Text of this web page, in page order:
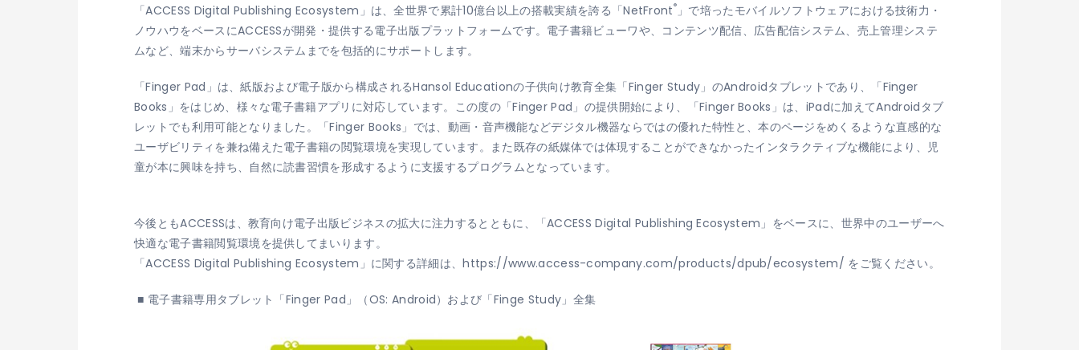
「ACCESS Digital Publishing Ecosystem」は、全世界で累計10億台以上の搭載実績を誇る「NetFront®」で培ったモバイルソフトウェアにおける技術力・
ノウハウをベースにACCESSが開発・提供する電子出版プラットフォームです。電子書籍ビューワや、コンテンツ配信、広告配信システム、売上管理システ
ムなど、端末からサーバシステムまでを包括的にサポートします。
「Finger Pad」は、紙版および電子版から構成されるHansol Educationの子供向け教育全集「Finger Study」のAndroidタブレットであり、「Finger
Books」をはじめ、様々な電子書籍アプリに対応しています。この度の「Finger Pad」の提供開始により、「Finger Books」は、iPadに加えてAndroidタブ
レットでも利用可能となりました。「Finger Books」では、動画・音声機能などデジタル機器ならではの優れた特性と、本のページをめくるような直感的な
ユーザビリティを兼ね備えた電子書籍の閲覧環境を実現しています。また既存の紙媒体では体現することができなかったインタラクティブな機能により、児
童が本に興味を持ち、自然に読書習慣を形成するように支援するプログラムとなっています。
今後ともACCESSは、教育向け電子出版ビジネスの拡大に注力するとともに、「ACCESS Digital Publishing Ecosystem」をベースに、世界中のユーザーへ
快適な電子書籍閲覧環境を提供してまいります。
「ACCESS Digital Publishing Ecosystem」に関する詳細は、https://www.access-company.com/products/dpub/ecosystem/ をご覧ください。
■ 電子書籍専用タブレット「Finger Pad」（OS: Android）および「Finge Study」全集